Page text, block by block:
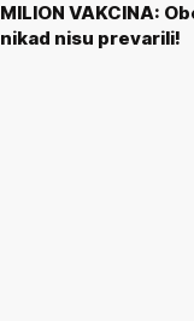
MILION VAKCINA:
nikad nisu prevarili!